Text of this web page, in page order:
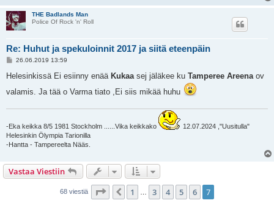
THE Badlands Man
Police Of Rock 'n' Roll
Re: Huhut ja spekuloinnit 2017 ja siitä eteenpäin
V
e
t
i
26.06.2019 13:59
Helesinkissä Ei esiinny enää Kukaasej jäläkee ku Tamperee Areenaov
valamis. Ja tää o Varma tiato ,Ei siis mikää huhu
-Eka keikka 8/5 1981 Stockholm ......Vika keikkako
12.07.2024 ,"Uusitulla"
Helesinkin Ölympia Tarionilla
-Hantta - Tampereelta Nääs.
Vastaa Viestiin
68 viestiä Sivu /7
Edellinen
1 3 4 5 6 7